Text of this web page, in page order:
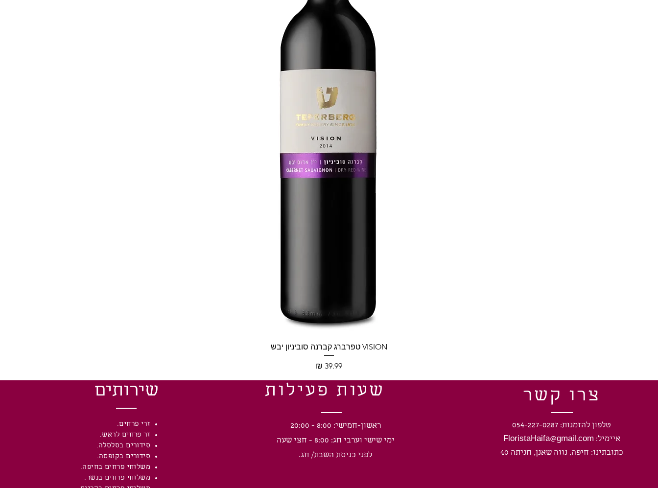
תצוגה מהירה
VISION טפרברג קברנה סוביניון יבש
מחיר
שירותים
זרי פרחים.
זר פרחים לראש.
סידורים בסלסלה.
סידורים בקופסה.
משלוחי פרחים בחיפה.
משלוחי פרחים בנשר.
שעות פעילות
ראשון-חמישי: 8:00 - 20:00
ימי שישי וערבי חג: 8:00 - חצי שעה
לפני כניסת השבת/ חג.
צרו קשר
טלפון להזמנות: 054-227-0287
איימיל: FloristaHaifa@gmail.com
כתובתינו: חיפה, נווה שאנן, חניתה 40